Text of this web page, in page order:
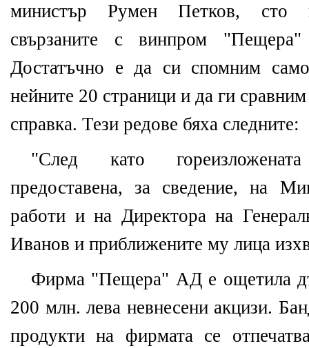
министър Румен Петков, сто
свързаните с винпром
Достатъчно е да си спомним
нейните 20 страници и да ги
справка. Тези редове бяха следните:
"След като
предоставена, за сведение, на
работи и на Директора на
Иванов и приближените му лица
Фирма "Пещера" АД е ощетила
200 млн. лева невнесени акцизи.
продукти на фирмата се